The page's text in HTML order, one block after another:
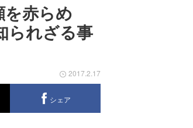
赤らめ
られざる事
2017.2.17
シェア